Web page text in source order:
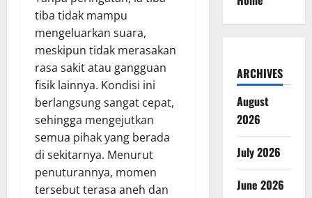
tiba tidak mampu
mengeluarkan suara,
meskipun tidak merasakan
rasa sakit atau gangguan
fisik lainnya. Kondisi ini
berlangsung sangat cepat,
sehingga mengejutkan
semua pihak yang berada
di sekitarnya. Menurut
penuturannya, momen
tersebut terasa aneh dan
ARCHIVES
August
2026
July 2026
June 2026